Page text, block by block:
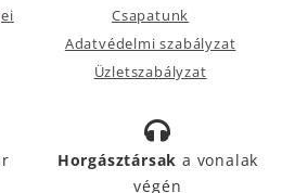
Csapatunk
Adatvédelmi szabályzat
Üzletszabályzat
Horgásztársak a vonalak
végén